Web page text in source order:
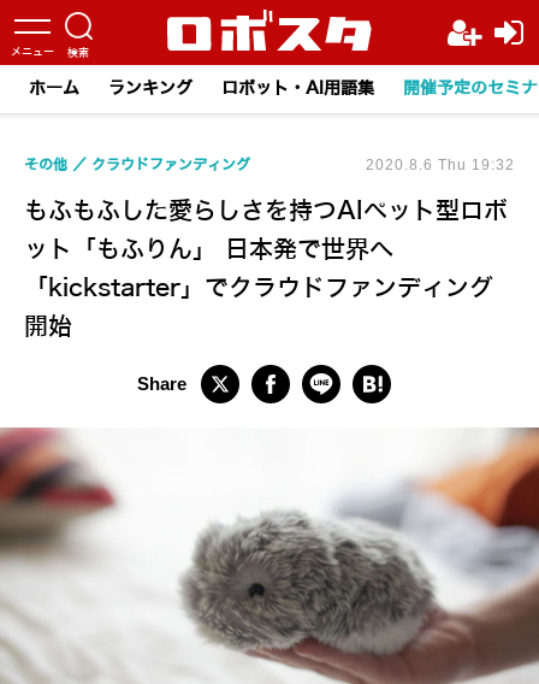
ホーム ランキング ロボット・AI用語集 開催予定のセミ
もふもふした愛らしさを持つAIペット型ロボ
ット「もふりん」 日本発で世界へ
「kickstarter」でクラウドファンディング
開始
その他 クラウドファンディング 2020.8.6 Thu 19:32